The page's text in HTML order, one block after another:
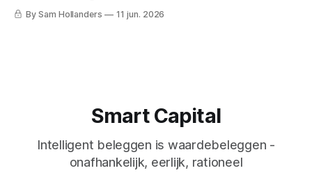
By Sam Hollanders 11 jun. 2026
Smart Capital
Intelligent beleggen is waardebeleggen -
onafhankelijk, eerlijk, rationeel